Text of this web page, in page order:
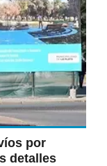
por
detalles